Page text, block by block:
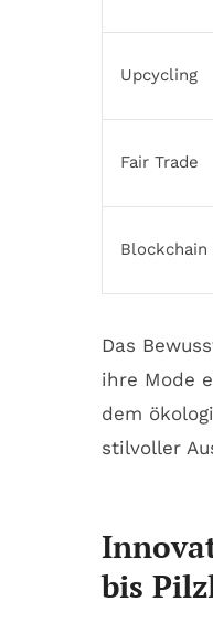
Upcycling
Fair Trade
Blockchain
Das
ihre Mode
dem
stilvoller
bis